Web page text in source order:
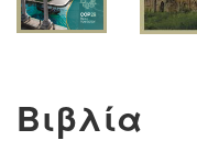
Βιβλία